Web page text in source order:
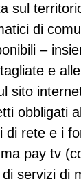
sul
di
–
e
sito
obbligati
di rete e i
pay tv
servizi di